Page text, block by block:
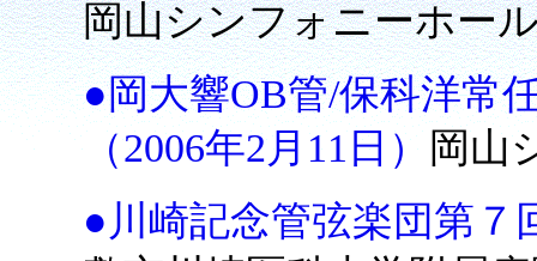
岡山シンフォニーホー
●岡大響OB管/保科洋常
（2006年2月11日） 岡山
●川崎記念管弦楽団第７